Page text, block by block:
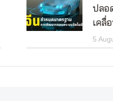
ปลอ
เคลื่
5